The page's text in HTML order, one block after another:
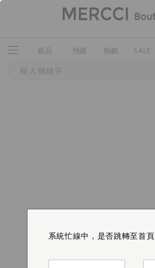
新品 預購 熱銷 SALE
系統忙線中，是否跳轉至首頁
系統忙線中，是否跳轉至首頁
系統忙線中，是否跳轉至首頁
系統忙線中，是否跳轉至首頁
系統忙線中，是否跳轉至首頁